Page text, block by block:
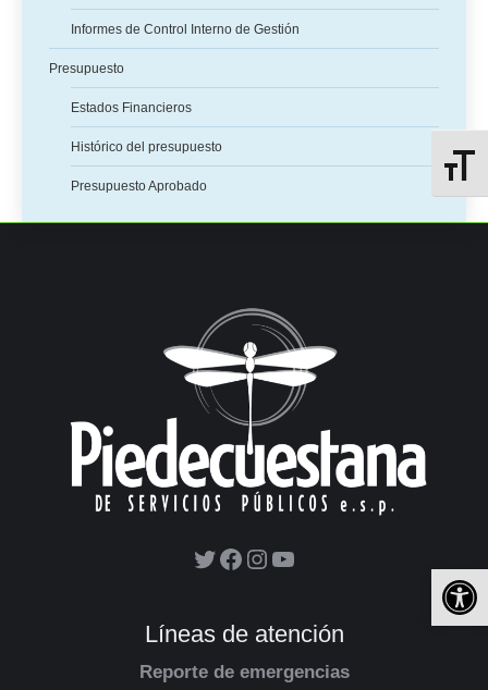
Informes de Control Interno de Gestión
Presupuesto
Estados Financieros
Histórico del presupuesto
Presupuesto Aprobado
Líneas de atención
Reporte de emergencias